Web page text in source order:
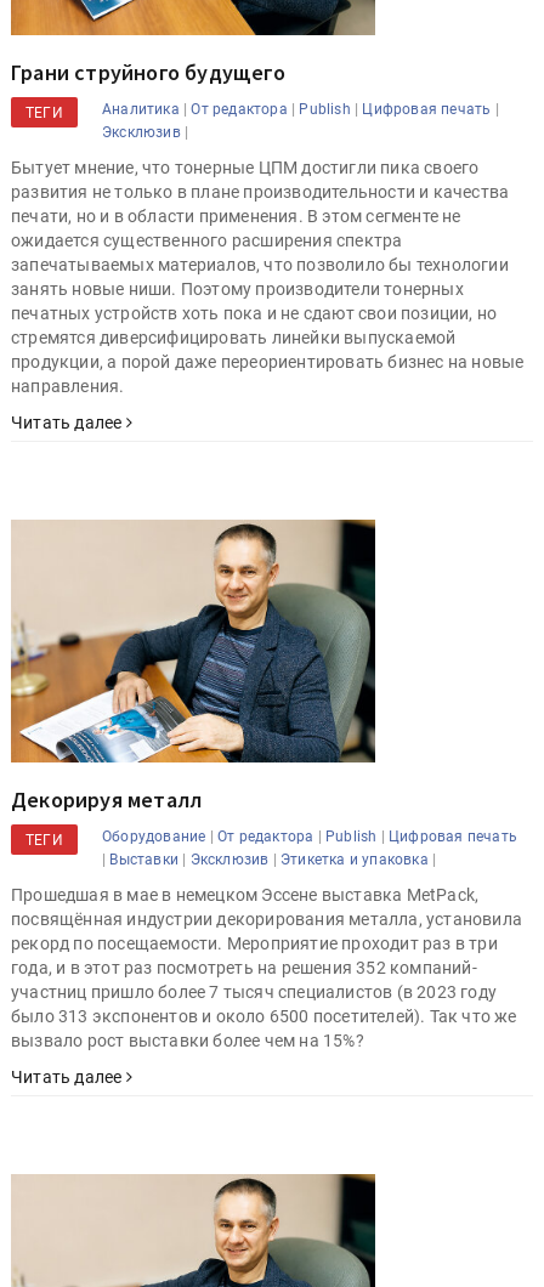
Грани струйного будущего
ТЕГИ Аналитика |От редактора | Publish | Цифровая печать |
Эксклюзив|
Бытует мнение, что тонерные ЦПМ достигли пика своего
развития не только в плане производительности и качества
печати, но и в области применения. В этом сегменте не
ожидается существенного расширения спектра
запечатываемых материалов, что позволило бы технологии
занять новые ниши. Поэтому производители тонерных
печатных устройств хоть пока и не сдают свои позиции, но
стремятся диверсифицировать линейки выпускаемой
продукции, а порой даже переориентировать бизнес на новые
направления.
Читать далее
Декорируя металл
ТЕГИ Оборудование |От редактора | Publish | Цифровая печать
| Выставки | Эксклюзив | Этикетка и упаковка |
Прошедшая в мае в немецком Эссене выставка MetPack,
посвящённая индустрии декорирования металла, установила
рекорд по посещаемости. Мероприятие проходит раз в три
года, и в этот раз посмотреть на решения 352 компаний-
участниц пришло более 7 тысяч специалистов (в 2023 году
было 313 экспонентов и около 6500 посетителей). Так что же
вызвало рост выставки более чем на 15%?
Читать далее